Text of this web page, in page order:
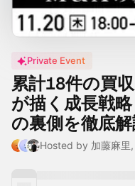
Private Event
累計18件の買
が描く成長戦略
の裏側を徹底
Hosted by 加藤麻里